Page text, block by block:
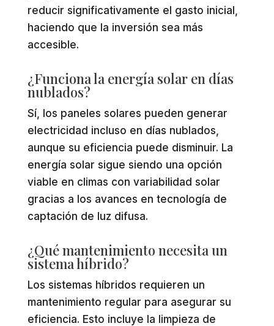
reducir significativamente el gasto inicial,
haciendo que la inversión sea más
accesible.
¿Funciona la energía solar en días
nublados?
Sí, los paneles solares pueden generar
electricidad incluso en días nublados,
aunque su eficiencia puede disminuir. La
energía solar sigue siendo una opción
viable en climas con variabilidad solar
gracias a los avances en tecnología de
captación de luz difusa.
¿Qué mantenimiento necesita un
sistema híbrido?
Los sistemas híbridos requieren un
mantenimiento regular para asegurar su
eficiencia. Esto incluye la limpieza de